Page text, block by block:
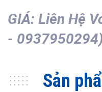
GIÁ: Liên Hệ
- 0937950294)
Sản